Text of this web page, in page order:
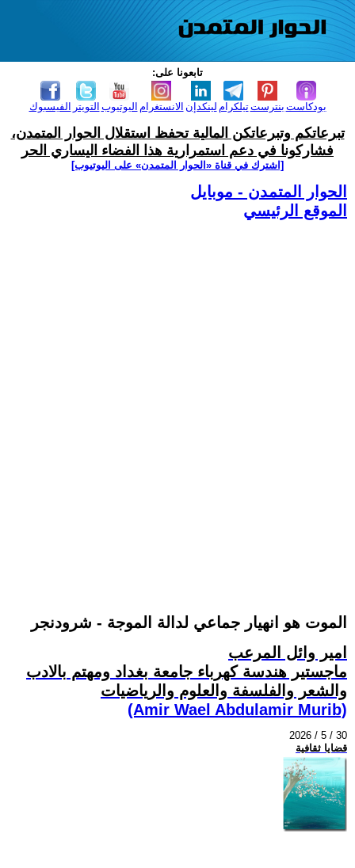
تابعونا على:
الفيسبوك التويتر اليوتيوب الانستغرام لينكدإن تيلكرامبنترست بودكاست
تبرعاتكم وتبرعاتكن المالية تحفظ استقلال الحوار المتمدن،
فشاركونا في دعم استمرارية هذا الفضاء اليساري الحر
[اشترك في قناة ‫«الحوار المتمدن» على اليوتيوب]
الحوار المتمدن - موبايل
الموقع الرئيسي
الموت هو انهيار جماعي لدالة الموجة - شرودنجر
امير وائل المرعب
ماجستير هندسة كهرباء جامعة بغداد ومهتم بالادب
والشعر والفلسفة والعلوم والرياضيات
(Amir Wael Abdulamir Murib)
2026 / 5 / 30
قضايا ثقافية